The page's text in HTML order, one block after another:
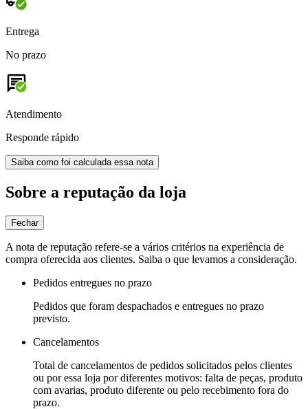
Entrega
No prazo
Atendimento
Responde rápido
Saiba como foi calculada essa nota
Sobre a reputação da loja
Fechar
A nota de reputação refere-se a vários critérios na experiência de
compra oferecida aos clientes. Saiba o que levamos a consideração.
Pedidos entregues no prazo
Pedidos que foram despachados e entregues no prazo
previsto.
Cancelamentos
Total de cancelamentos de pedidos solicitados pelos clientes
ou por essa loja por diferentes motivos: falta de peças, produto
com avarias, produto diferente ou pelo recebimento fora do
prazo.